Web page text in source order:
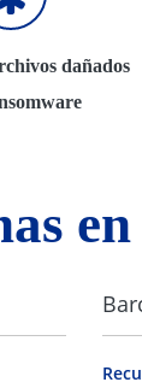
dañados